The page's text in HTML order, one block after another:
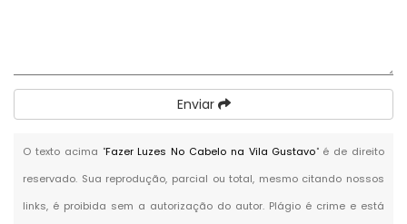
Enviar
O texto acima "Fazer Luzes No Cabelo na Vila Gustavo" é de direito
reservado. Sua reprodução, parcial ou total, mesmo citando nossos
links, é proibida sem a autorização do autor. Plágio é crime e está